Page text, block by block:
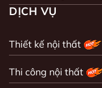
DỊCH VỤ
Thiết kế nội thất
Thi công nội thất